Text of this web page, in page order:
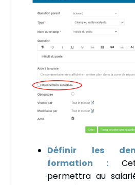
Définir les
formation :
permettra au